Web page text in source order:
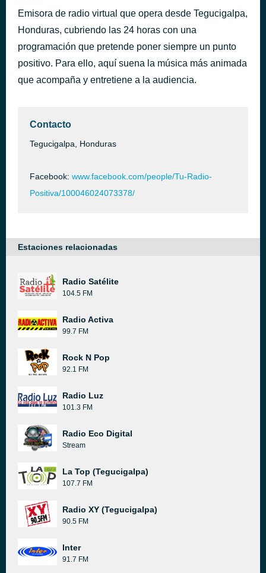
Emisora de radio virtual que opera desde Tegucigalpa,
Honduras, cubriendo las 24 horas con una
programación que pretende poner siempre un punto
positivo. Para ello, aquí suena la música más animada
que acompaña y entretiene a la audiencia.
Contacto
Tegucigalpa, Honduras
Facebook: www.facebook.com/people/Tu-Radio-
Positiva/100046024073378/
Estaciones relacionadas
Radio Satélite
104.5 FM
Radio Activa
99.7 FM
Rock N Pop
92.1 FM
Radio Luz
101.3 FM
Radio Eco Digital
Stream
La Top (Tegucigalpa)
107.7 FM
Radio XY (Tegucigalpa)
90.5 FM
Inter
91.7 FM